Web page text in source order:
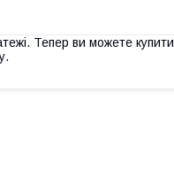
Тепер ви можете купити